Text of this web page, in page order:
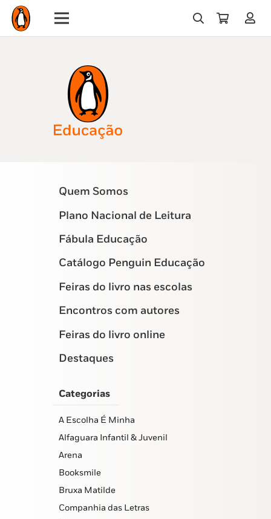
Quem Somos
Plano Nacional de Leitura
Fábula Educação
Catálogo Penguin Educação
Feiras do livro nas escolas
Encontros com autores
Feiras do livro online
Destaques
Categorias
A Escolha É Minha
Alfaguara Infantil & Juvenil
Arena
Booksmile
Bruxa Matilde
Companhia das Letras